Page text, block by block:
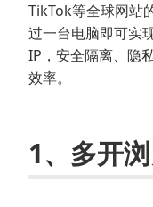
TikTok等全球网站
过一台电脑即可实
IP，安全隔离、隐
效率。
1、多开